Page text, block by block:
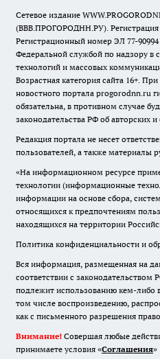
Сетевое издание
(ВВВ.ПРОГОРОДНН.РУ). Регистрация
Регистрационный номер ЭЛ 77-90994
Федеральной службой по надзору в
технологий и массовых
Возрастная категория сайта 16+.
новостного портала progorodnn.ru
обязательна, в противном случае
законодательства РФ об авторских
Редакция портала не несет
пользователей, а также материалы
«На информационном ресурсе
технологии (информационные
информации на основе сбора,
относящихся к предпочтениям
находящихся на территории
Политика конфиденциальности и
Вся информация, размещенная на
соответствии с законодательством
подлежит использованию кем-либо
том числе воспроизведению,
как с письменного разрешения
Внимание! Совершая любые
принимаете условия «Cоглашения»